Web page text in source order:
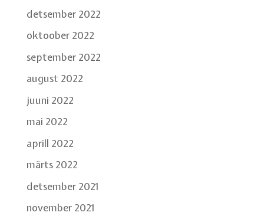
detsember 2022
oktoober 2022
september 2022
august 2022
juuni 2022
mai 2022
aprill 2022
märts 2022
detsember 2021
november 2021